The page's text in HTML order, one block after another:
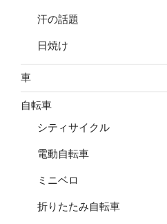
汗の話題
日焼け
車
自転車
シティサイクル
電動自転車
ミニベロ
折りたたみ自転車